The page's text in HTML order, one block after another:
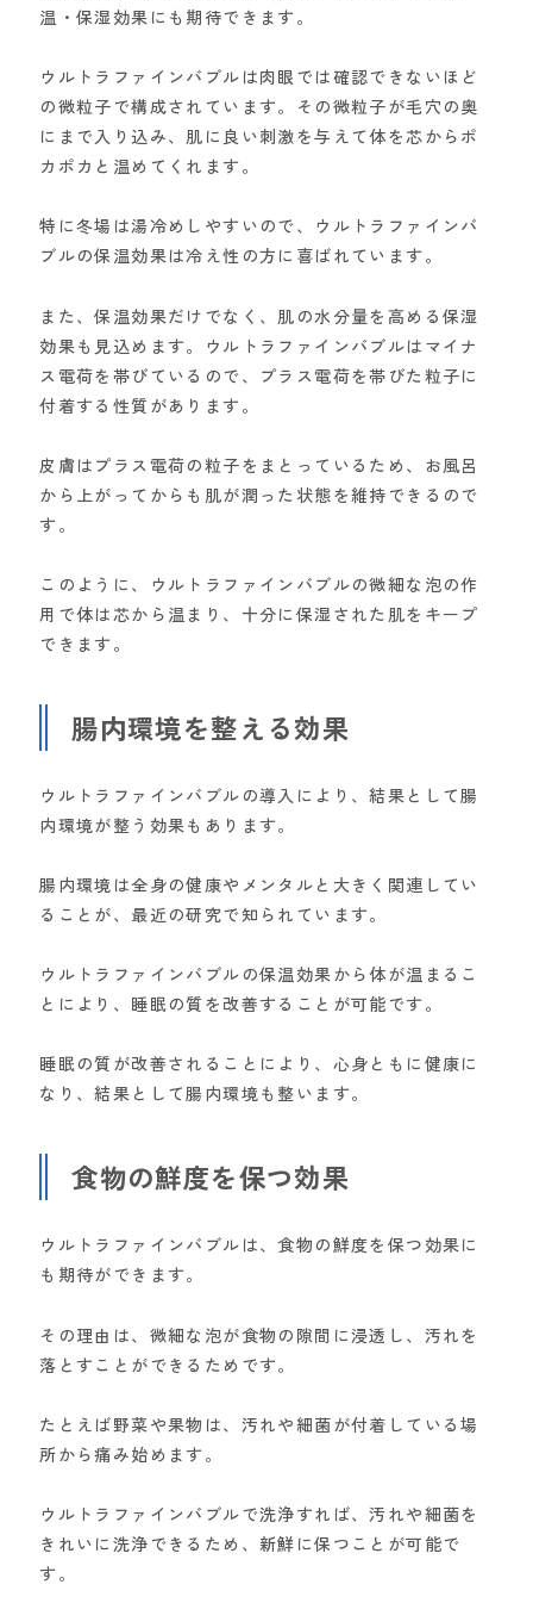
温・保湿効果にも期待できます。
ウルトラファインバブルは肉眼では確認できないほど
の微粒子で構成されています。その微粒子が毛穴の奥
にまで入り込み、肌に良い刺激を与えて体を芯からポ
カポカと温めてくれます。
特に冬場は湯冷めしやすいので、ウルトラファインバ
ブルの保温効果は冷え性の方に喜ばれています。
また、保温効果だけでなく、肌の水分量を高める保湿
効果も見込めます。ウルトラファインバブルはマイナ
ス電荷を帯びているので、プラス電荷を帯びた粒子に
付着する性質があります。
皮膚はプラス電荷の粒子をまとっているため、お風呂
から上がってからも肌が潤った状態を維持できるので
す。
このように、ウルトラファインバブルの微細な泡の作
用で体は芯から温まり、十分に保湿された肌をキープ
できます。
腸内環境を整える効果
ウルトラファインバブルの導入により、結果として腸
内環境が整う効果もあります。
腸内環境は全身の健康やメンタルと大きく関連してい
ることが、最近の研究で知られています。
ウルトラファインバブルの保温効果から体が温まるこ
とにより、睡眠の質を改善することが可能です。
睡眠の質が改善されることにより、心身ともに健康に
なり、結果として腸内環境も整います。
食物の鮮度を保つ効果
ウルトラファインバブルは、食物の鮮度を保つ効果に
も期待ができます。
その理由は、微細な泡が食物の隙間に浸透し、汚れを
落とすことができるためです。
たとえば野菜や果物は、汚れや細菌が付着している場
所から痛み始めます。
ウルトラファインバブルで洗浄すれば、汚れや細菌を
きれいに洗浄できるため、新鮮に保つことが可能で
す。